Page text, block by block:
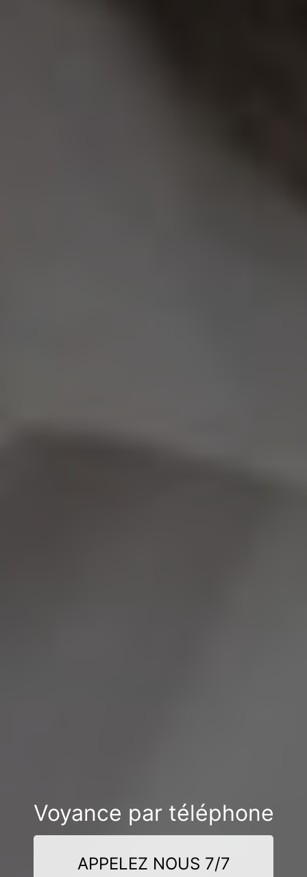
Voyance par téléphone
APPELEZ NOUS 7/7